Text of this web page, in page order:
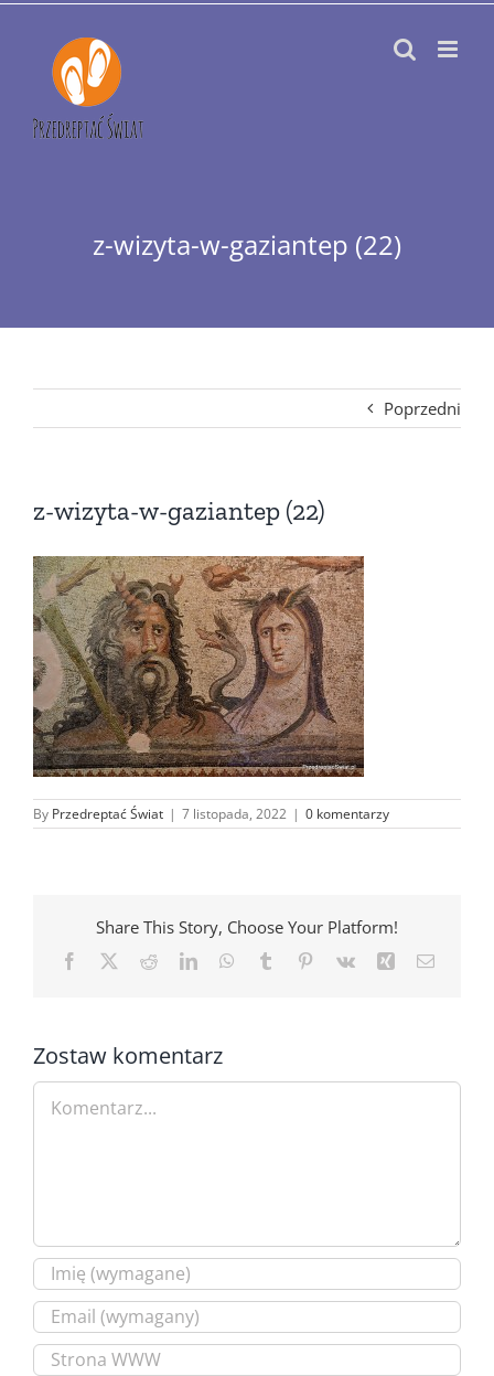
Przejdź
zawartości
z-wizyta-w-gaziantep (22)
Poprzedni
z-wizyta-w-gaziantep (22)
By Przedreptać Świat | 7 listopada, 2022 | 0 komentarzy
Share This Story, Choose Your Platform!
Facebook RedditLinkedInWhatsApp
Tumblr Pinterest
Vk Xing Email
Zostaw komentarz
Comment